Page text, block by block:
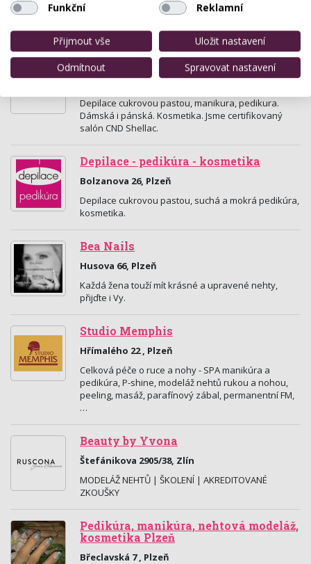
Salon nabízí pravé lazebnické klasické i speciální
procedury pro obličej i celé tělo. Využívá metody
Etienne Dalton Beaute de la mer (Krásy z moře),…
Intimo
Depilace cukrovou pastou, manikura, pedikura.
Dámská i pánská. Kosmetika. Jsme certifikovaný
salón CND Shellac.
Depilace - pedikúra - kosmetika
Bolzanova 26, Plzeň
Depilace cukrovou pastou, suchá a mokrá pedikúra,
kosmetika.
Bea Nails
Husova 66, Plzeň
Každá žena touží mít krásné a upravené nehty,
přijďte i Vy.
Studio Memphis
Hřímalého 22 , Plzeň
Celková péče o ruce a nohy - SPA manikúra a
pedikúra, P-shine, modeláž nehtů rukou a nohou,
peeling, masáž, parafínový zábal, permanentní FM,
…
Beauty by Yvona
Štefánikova 2905/38, Zlín
MODELÁŽ NEHTŮ | ŠKOLENÍ | AKREDITOVANÉ
ZKOUŠKY
Pedikúra, manikúra, nehtová modeláž,
kosmetika Plzeň
Břeclavská 7 , Plzeň
Funkční
Reklamní
Přijmout vše
Uložit nastavení
Odmítnout
Spravovat nastavení